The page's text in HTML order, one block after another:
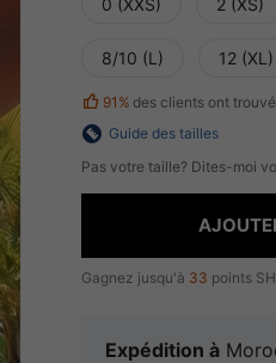
0 (XXS) 2 (XS)
8/10 (L) 12 (XL)
91% des clients ont
Guide des tailles
Pas votre taille? Dites-moi
Gagnez jusqu'à 33 points
Expédition à